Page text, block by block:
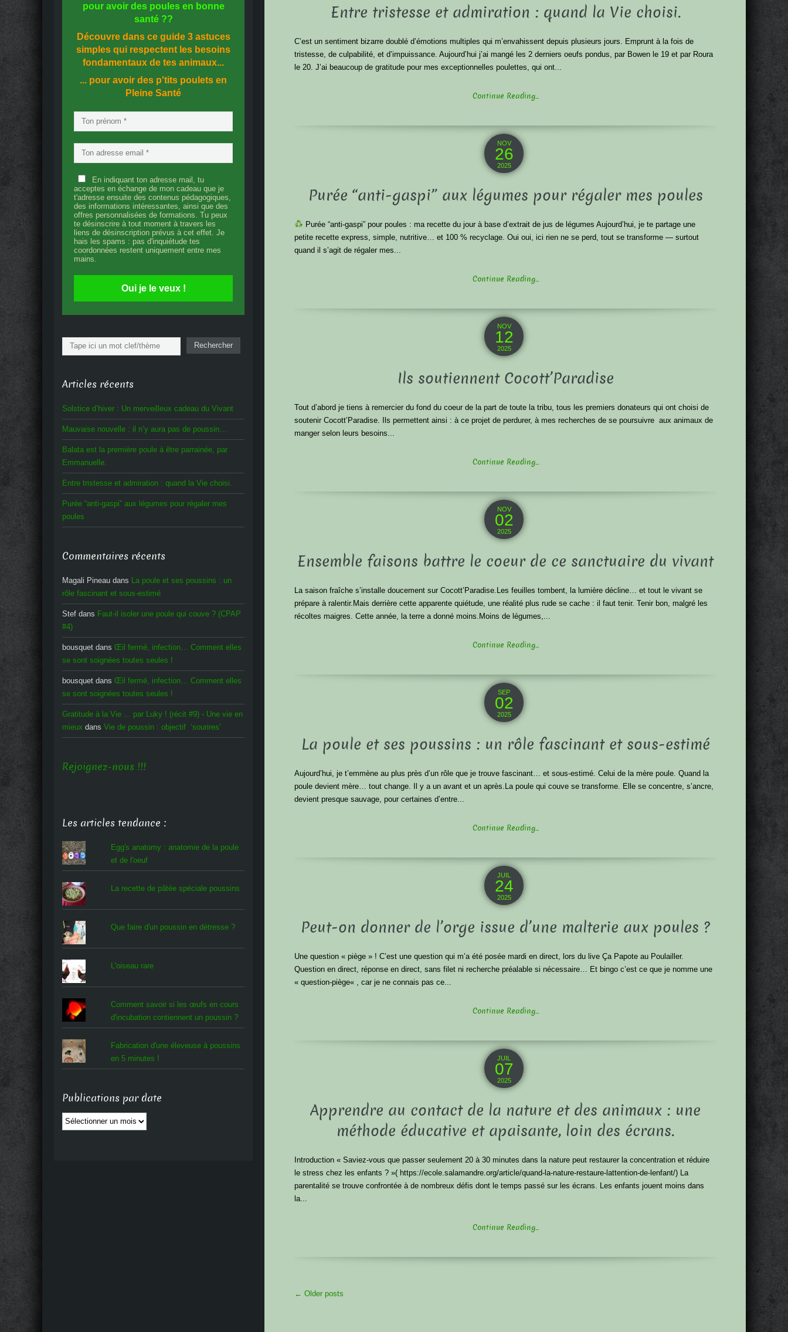
Entre tristesse et admiration : quand la Vie choisi.
C’est un sentiment bizarre doublé d’émotions multiples qui m’envahissent depuis plusieurs jours. Emprunt à la fois de
tristesse, de culpabilité, et d’impuissance. Aujourd’hui j’ai mangé les 2 derniers oeufs pondus, par Bowen le 19 et par Roura
le 20. J’ai beaucoup de gratitude pour mes exceptionnelles poulettes, qui ont...
Continue Reading...
NOV
26
2025
Purée “anti-gaspi” aux légumes pour régaler mes poules
Purée “anti-gaspi” pour poules : ma recette du jour à base d’extrait de jus de légumes Aujourd’hui, je te partage une
petite recette express, simple, nutritive… et 100 % recyclage. Oui oui, ici rien ne se perd, tout se transforme — surtout
quand il s’agit de régaler mes...
Continue Reading...
NOV
12
2025
Ils soutiennent Cocott’Paradise
Tout d’abord je tiens à remercier du fond du coeur de la part de toute la tribu, tous les premiers donateurs qui ont choisi de
soutenir Cocott’Paradise. Ils permettent ainsi : à ce projet de perdurer, à mes recherches de se poursuivre aux animaux de
manger selon leurs besoins...
Continue Reading...
NOV
02
2025
Ensemble faisons battre le coeur de ce sanctuaire du vivant
La saison fraîche s’installe doucement sur Cocott’Paradise.Les feuilles tombent, la lumière décline… et tout le vivant se
prépare à ralentir.Mais derrière cette apparente quiétude, une réalité plus rude se cache : il faut tenir. Tenir bon, malgré les
récoltes maigres. Cette année, la terre a donné moins.Moins de légumes,...
Continue Reading...
SEP
02
2025
La poule et ses poussins : un rôle fascinant et sous-estimé
Aujourd’hui, je t’emmène au plus près d’un rôle que je trouve fascinant… et sous-estimé. Celui de la mère poule. Quand la
poule devient mère… tout change. Il y a un avant et un après.La poule qui couve se transforme. Elle se concentre, s’ancre,
devient presque sauvage, pour certaines d’entre...
Continue Reading...
JUIL
24
2025
Peut-on donner de l’orge issue d’une malterie aux poules ?
Une question « piège » ! C’est une question qui m’a été posée mardi en direct, lors du live Ça Papote au Poulailler.
Question en direct, réponse en direct, sans filet ni recherche préalable si nécessaire… Et bingo c’est ce que je nomme une
« question-piège« , car je ne connais pas ce...
Continue Reading...
JUIL
07
2025
Apprendre au contact de la nature et des animaux : une
méthode éducative et apaisante, loin des écrans.
Introduction « Saviez-vous que passer seulement 20 à 30 minutes dans la nature peut restaurer la concentration et réduire
le stress chez les enfants ? »( https://ecole.salamandre.org/article/quand-la-nature-restaure-lattention-de-lenfant/) La
parentalité se trouve confrontée à de nombreux défis dont le temps passé sur les écrans. Les enfants jouent moins dans
la...
Continue Reading...
More
← Older posts
pour avoir des poules en bonne
santé??
Découvre dans ce guide 3 astuces
simples qui respectent les besoins
fondamentaux de tes animaux...
... pour avoir des p'tits poulets en
Pleine Santé
En indiquant ton adresse mail, tu
acceptes en échange de mon cadeau que je
t'adresse ensuite des contenus pédagogiques,
des informations intéressantes, ainsi que des
offres personnalisées de formations. Tu peux
te désinscrire à tout moment à travers les
liens de désinscription prévus à cet effet. Je
hais les spams : pas d'inquiétude tes
coordonnées restent uniquement entre mes
mains.
Oui je le veux !
Rechercher Rechercher
Articles récents
Solstice d’hiver : Un merveilleux cadeau du Vivant
Mauvaise nouvelle : il n’y aura pas de poussin…
Balata est la première poule à être parrainée, par
Emmanuelle.
Entre tristesse et admiration : quand la Vie choisi.
Purée “anti-gaspi” aux légumes pour régaler mes
poules
Commentaires récents
Magali Pineau dans La poule et ses poussins : un
rôle fascinant et sous-estimé
Stef dans Faut-il isoler une poule qui couve ? (CPAP
#4)
bousquet dans Œil fermé, infection… Comment elles
se sont soignées toutes seules !
bousquet dans Œil fermé, infection… Comment elles
se sont soignées toutes seules !
Gratitude à la Vie ... par Luky ! (récit #9) - Une vie en
mieux dans Vie de poussin : objectif ‘sourires’
Rejoignez-nous !!!
Les articles tendance :
Egg's anatomy : anatomie de la poule
et de l'oeuf
La recette de pâtée spéciale poussins
Que faire d'un poussin en détresse ?
L'oiseau rare
Comment savoir si les œufs en cours
d'incubation contiennent un poussin ?
Fabrication d'une éleveuse à poussins
en 5 minutes !
Publications par date
Publications
par